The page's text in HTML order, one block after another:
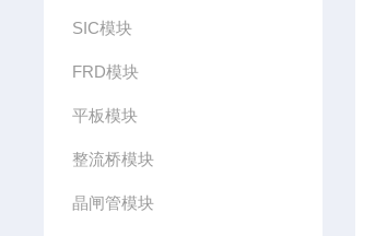
SIC模块
FRD模块
平板模块
整流桥模块
晶闸管模块